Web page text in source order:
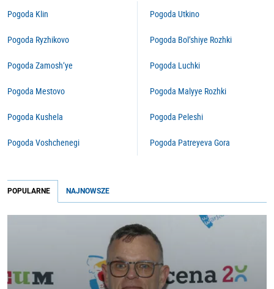
Pogoda Klin
Pogoda Ryzhikovo
Pogoda Zamosh’ye
Pogoda Mestovo
Pogoda Kushela
Pogoda Voshchenegi
Pogoda Utkino
Pogoda Bol’shiye Rozhki
Pogoda Luchki
Pogoda Malyye Rozhki
Pogoda Peleshi
Pogoda Patreyeva Gora
POPULARNE NAJNOWSZE